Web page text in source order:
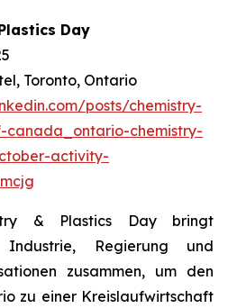
Day
Toronto, Ontario
posts/chemistry-
canada_ontario-chemistry-
activity-
& Plastics Day bringt
Industrie, Regierung und
zusammen, um den
zu einer Kreislaufwirtschaft